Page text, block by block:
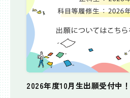
2026年度10月生出願受付中！
個別相談会